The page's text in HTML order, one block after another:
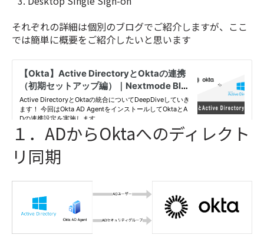
それぞれの詳細は個別のブログでご紹介しますが、ここ
では簡単に概要をご紹介したいと思います
１．ADからOktaへのディレクト
リ同期